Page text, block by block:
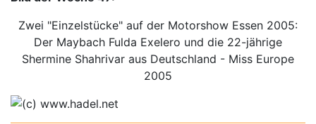
Zwei "Einzelstücke" auf der Motorshow Essen 2005:
Der Maybach Fulda Exelero und die 22-jährige
Shermine Shahrivar aus Deutschland - Miss Europe
2005